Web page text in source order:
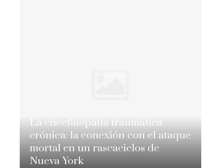
La encefalopatía traumática
crónica: la conexión con el ataque
mortal en un rascacielos de
Nueva York